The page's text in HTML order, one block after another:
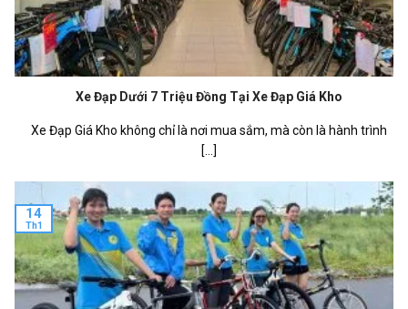
Xe Đạp Dưới 7 Triệu Đồng Tại Xe Đạp Giá Kho
Xe Đạp Giá Kho không chỉ là nơi mua sắm, mà còn là hành trình
[...]
14
Th1